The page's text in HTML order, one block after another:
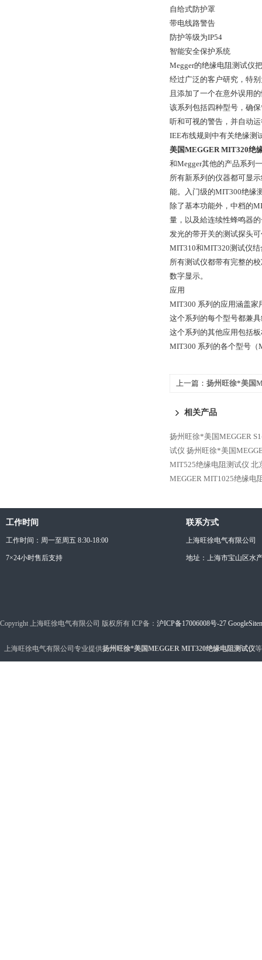
自给式防护罩
带电线路警告
防护等级为IP54
智能安全保护系统
Megger的绝缘电阻测试仪
经过广泛的客户研究，特
且添加了一个在意外误用
该系列包括四种型号，确
听和可视的警告，并自动
IEE布线规则中有关绝缘
美国MEGGER MIT320绝
和Megger其他的产品系列
所有新系列的仪器都可显
能。入门级的MIT300绝缘
除了基本功能外，中档的
量，以及給连续性蜂鸣器
发光的带开关的测试探头
MIT310和MIT320测试仪
所有测试仪都带有完整的
数字显示。
应用
MIT300 系列的应用涵盖家
这个系列的每个型号都兼
这个系列的其他应用包括
MIT300 系列的各个型号（
上一篇： 扬州旺徐*美国
相关产品
扬州旺徐*美国MEGGER
试仪 扬州旺徐*美国
MIT525绝缘电阻测试仪 北
MEGGER MIT1025绝缘电
工作时间
工作时间：周一至周五 8:30-18:00
7×24小时售后支持
联系方式
上海旺徐电气有限公司
地址：上海市宝山区水
Copyright 上海旺徐电气有限公司 版权所有 ICP备： 沪ICP备17006008号-27
上海旺徐电气有限公司专业提供扬州旺徐*美国MEGGER MIT320绝缘电阻测试仪